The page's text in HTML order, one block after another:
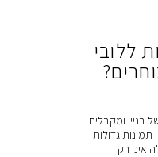
ללובי
בניין ומקבלים
תמונות גדולות
אינן רק